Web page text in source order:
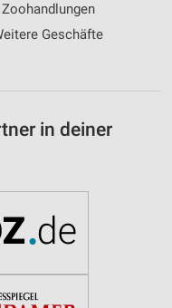
Zoohandlungen
Geschäfte
in deiner